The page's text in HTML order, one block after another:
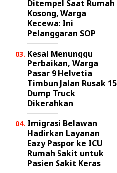
Ditempel Saat Rumah
Kosong, Warga
Kecewa: Ini
Pelanggaran SOP
Kesal Menunggu
Perbaikan, Warga
Pasar 9 Helvetia
Timbun Jalan Rusak 15
Dump Truck
Dikerahkan
Imigrasi Belawan
Hadirkan Layanan
Eazy Paspor ke ICU
Rumah Sakit untuk
Pasien Sakit Keras